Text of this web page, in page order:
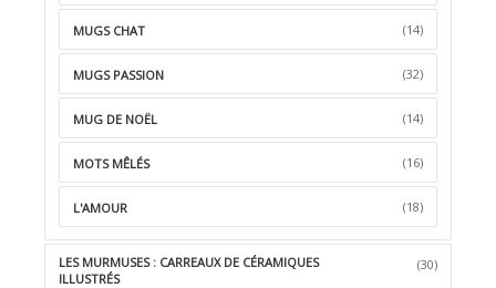
MUGS CHAT (14)
MUGS PASSION (32)
MUG DE NOËL (14)
MOTS MÊLÉS (16)
L'AMOUR (18)
LES MURMUSES : CARREAUX DE CÉRAMIQUES
ILLUSTRÉS
(30)